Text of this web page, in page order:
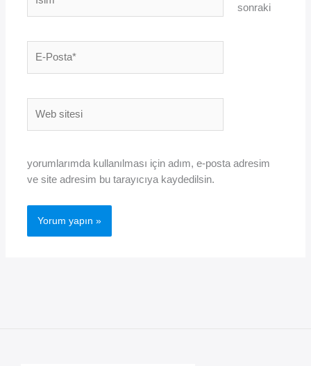
Posta*
sitesi
sonraki
yorumlarımda kullanılması için adım, e-posta adresim
ve site adresim bu tarayıcıya kaydedilsin.